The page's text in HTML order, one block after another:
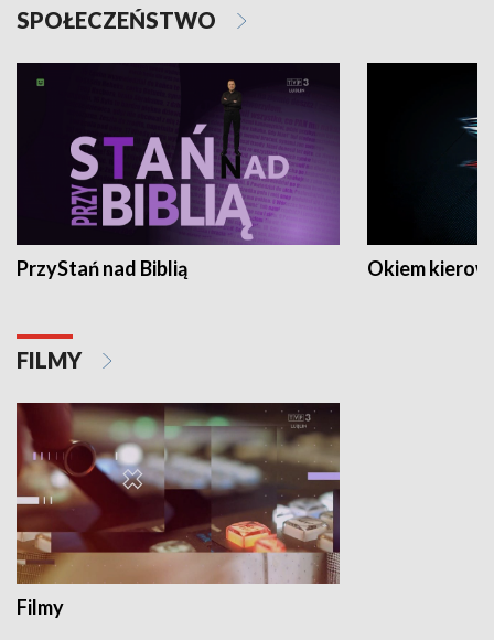
SPOŁECZEŃSTWO
PrzyStań nad Biblią Okiem
FILMY
Filmy